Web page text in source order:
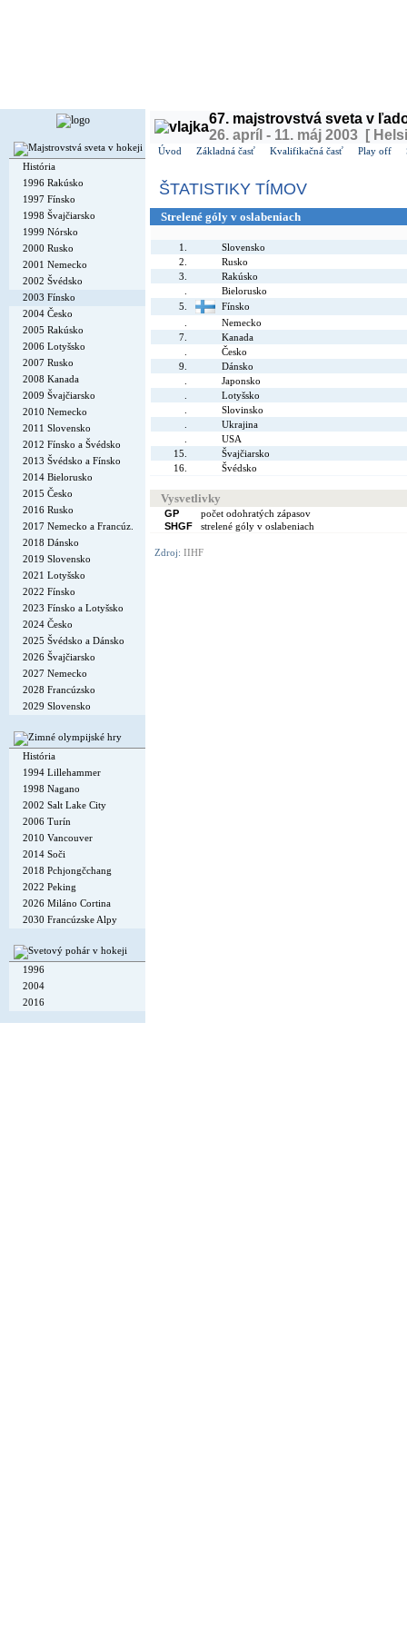
História
1996 Rakúsko
1997 Fínsko
1998 Švajčiarsko
1999 Nórsko
2000 Rusko
2001 Nemecko
2002 Švédsko
2003 Fínsko
2004 Česko
2005 Rakúsko
2006 Lotyšsko
2007 Rusko
2008 Kanada
2009 Švajčiarsko
2010 Nemecko
2011 Slovensko
2012 Fínsko a Švédsko
2013 Švédsko a Fínsko
2014 Bielorusko
2015 Česko
2016 Rusko
2017 Nemecko a Francúz.
2018 Dánsko
2019 Slovensko
2021 Lotyšsko
2022 Fínsko
2023 Fínsko a Lotyšsko
2024 Česko
2025 Švédsko a Dánsko
2026 Švajčiarsko
2027 Nemecko
2028 Francúzsko
2029 Slovensko
História
1994 Lillehammer
1998 Nagano
2002 Salt Lake City
2006 Turín
2010 Vancouver
2014 Soči
2018 Pchjongčchang
2022 Peking
2026 Miláno Cortina
2030 Francúzske Alpy
1996
2004
2016
67. majstrovstvá sveta v
26. apríl - 11. máj 2003 [
Úvod Základná časť Kvalifikačná časť Play off
ŠTATISTIKY TÍMOV
Strelené góly v oslabeniach
1.
Slovensko
2.
Rusko
3.
Rakúsko
Bielorusko
5.
Fínsko
Nemecko
7.
Kanada
Česko
9.
Dánsko
Japonsko
Lotyšsko
Slovinsko
Ukrajina
USA
15.
Švajčiarsko
16.
Švédsko
Vysvetlivky
GP
počet odohratých zápasov
SHGF
strelené góly v oslabeniach
Zdroj: IIHF